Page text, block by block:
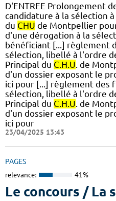
D'ENTREE Prolongement
candidature à la sélection
du CHU de Montpellier
d'une dérogation à la
bénéficiant [...] règlement
sélection, libellé à l'ordre
Principal du C.H.U . de
d'un dossier exposant le
ici pour [...] règlement des
sélection, libellé à l'ordre
Principal du C.H.U . de
d'un dossier exposant le
ici pour
23/04/2025 13:43
PAGES
relevance: 41%
Le concours / La